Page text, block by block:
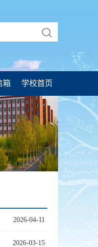
箱 学校首页
2026-04-11
2026-03-15